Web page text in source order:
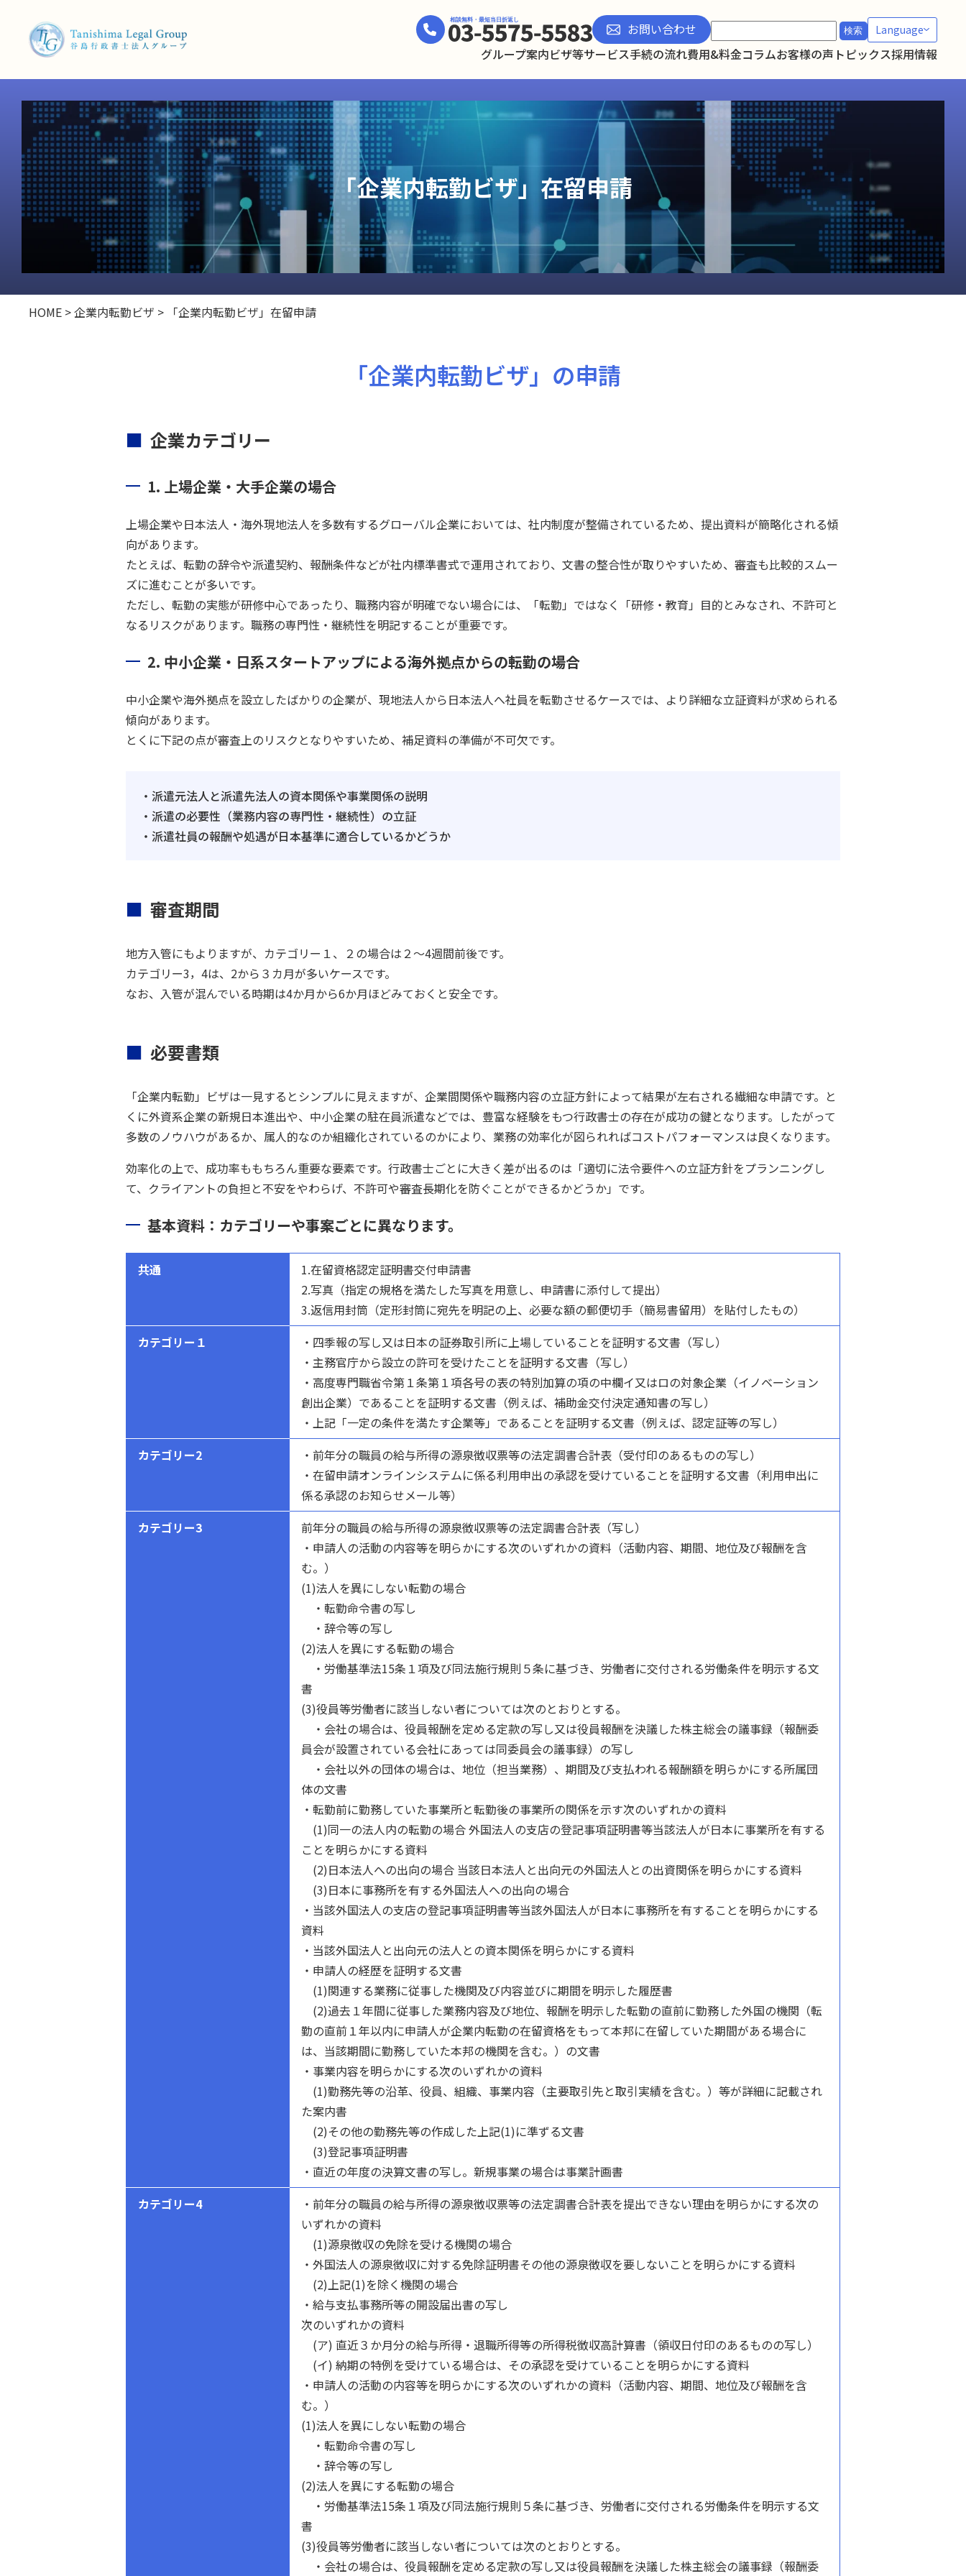
お問い合わせ
検
索:
Language
グループ案内ビザ等サービス手続の流れ費用&料金コラムお客様の声 トピックス採用情報
「企業内転勤ビザ」在留申請
HOME >企業内転勤ビザ > 「企業内転勤ビザ」在留申請
「企業内転勤ビザ」の申請
企業カテゴリー
1. 上場企業・大手企業の場合
上場企業や日本法人・海外現地法人を多数有するグローバル企業においては、社内制度が整備されているため、提出資料が簡略化される傾
向があります。
たとえば、転勤の辞令や派遣契約、報酬条件などが社内標準書式で運用されており、文書の整合性が取りやすいため、審査も比較的スムー
ズに進むことが多いです。
ただし、転勤の実態が研修中心であったり、職務内容が明確でない場合には、「転勤」ではなく「研修・教育」目的とみなされ、不許可と
なるリスクがあります。職務の専門性・継続性を明記することが重要です。
2. 中小企業・日系スタートアップによる海外拠点からの転勤の場合
中小企業や海外拠点を設立したばかりの企業が、現地法人から日本法人へ社員を転勤させるケースでは、より詳細な立証資料が求められる
傾向があります。
とくに下記の点が審査上のリスクとなりやすいため、補足資料の準備が不可欠です。
・派遣元法人と派遣先法人の資本関係や事業関係の説明
・派遣の必要性（業務内容の専門性・継続性）の立証
・派遣社員の報酬や処遇が日本基準に適合しているかどうか
審査期間
地方入管にもよりますが、カテゴリー１、２の場合は２～4週間前後です。
カテゴリー3，4は、2から３カ月が多いケースです。
なお、入管が混んでいる時期は4か月から6か月ほどみておくと安全です。
必要書類
「企業内転勤」ビザは一見するとシンプルに見えますが、企業間関係や職務内容の立証方針によって結果が左右される繊細な申請です。と
くに外資系企業の新規日本進出や、中小企業の駐在員派遣などでは、豊富な経験をもつ行政書士の存在が成功の鍵となります。したがって
多数のノウハウがあるか、属人的なのか組織化されているのかにより、業務の効率化が図られればコストパフォーマンスは良くなります。
効率化の上で、成功率ももちろん重要な要素です。行政書士ごとに大きく差が出るのは「適切に法令要件への立証方針をプランニングし
て、クライアントの負担と不安をやわらげ、不許可や審査長期化を防ぐことができるかどうか」です。
基本資料：カテゴリーや事案ごとに異なります。
共通
1.在留資格認定証明書交付申請書
2.写真（指定の規格を満たした写真を用意し、申請書に添付して提出）
3.返信用封筒（定形封筒に宛先を明記の上、必要な額の郵便切手（簡易書留用）を貼付したもの）
カテゴリー１
・四季報の写し又は日本の証券取引所に上場していることを証明する文書（写し）
・主務官庁から設立の許可を受けたことを証明する文書（写し）
・高度専門職省令第１条第１項各号の表の特別加算の項の中欄イ又はロの対象企業（イノベーション
創出企業）であることを証明する文書（例えば、補助金交付決定通知書の写し）
・上記「一定の条件を満たす企業等」であることを証明する文書（例えば、認定証等の写し）
カテゴリー2
・前年分の職員の給与所得の源泉徴収票等の法定調書合計表（受付印のあるものの写し）
・在留申請オンラインシステムに係る利用申出の承認を受けていることを証明する文書（利用申出に
係る承認のお知らせメール等）
カテゴリー3
前年分の職員の給与所得の源泉徴収票等の法定調書合計表（写し）
・申請人の活動の内容等を明らかにする次のいずれかの資料（活動内容、期間、地位及び報酬を含
む。）
(1)法人を異にしない転勤の場合
・転勤命令書の写し
・辞令等の写し
(2)法人を異にする転勤の場合
・労働基準法15条１項及び同法施行規則５条に基づき、労働者に交付される労働条件を明示する文
書
(3)役員等労働者に該当しない者については次のとおりとする。
・会社の場合は、役員報酬を定める定款の写し又は役員報酬を決議した株主総会の議事録（報酬委
員会が設置されている会社にあっては同委員会の議事録）の写し
・会社以外の団体の場合は、地位（担当業務）、期間及び支払われる報酬額を明らかにする所属団
体の文書
・転勤前に勤務していた事業所と転勤後の事業所の関係を示す次のいずれかの資料
(1)同一の法人内の転勤の場合 外国法人の支店の登記事項証明書等当該法人が日本に事業所を有する
ことを明らかにする資料
(2)日本法人への出向の場合 当該日本法人と出向元の外国法人との出資関係を明らかにする資料
(3)日本に事務所を有する外国法人への出向の場合
・当該外国法人の支店の登記事項証明書等当該外国法人が日本に事務所を有することを明らかにする
資料
・当該外国法人と出向元の法人との資本関係を明らかにする資料
・申請人の経歴を証明する文書
(1)関連する業務に従事した機関及び内容並びに期間を明示した履歴書
(2)過去１年間に従事した業務内容及び地位、報酬を明示した転勤の直前に勤務した外国の機関（転
勤の直前１年以内に申請人が企業内転勤の在留資格をもって本邦に在留していた期間がある場合に
は、当該期間に勤務していた本邦の機関を含む。）の文書
・事業内容を明らかにする次のいずれかの資料
(1)勤務先等の沿革、役員、組織、事業内容（主要取引先と取引実績を含む。）等が詳細に記載され
た案内書
(2)その他の勤務先等の作成した上記(1)に準ずる文書
(3)登記事項証明書
・直近の年度の決算文書の写し。新規事業の場合は事業計画書
カテゴリー4
・前年分の職員の給与所得の源泉徴収票等の法定調書合計表を提出できない理由を明らかにする次の
いずれかの資料
(1)源泉徴収の免除を受ける機関の場合
・外国法人の源泉徴収に対する免除証明書その他の源泉徴収を要しないことを明らかにする資料
(2)上記(1)を除く機関の場合
・給与支払事務所等の開設届出書の写し
次のいずれかの資料
(ア) 直近３か月分の給与所得・退職所得等の所得税徴収高計算書（領収日付印のあるものの写し）
(イ) 納期の特例を受けている場合は、その承認を受けていることを明らかにする資料
・申請人の活動の内容等を明らかにする次のいずれかの資料（活動内容、期間、地位及び報酬を含
む。）
(1)法人を異にしない転勤の場合
・転勤命令書の写し
・辞令等の写し
(2)法人を異にする転勤の場合
・労働基準法15条１項及び同法施行規則５条に基づき、労働者に交付される労働条件を明示する文
書
(3)役員等労働者に該当しない者については次のとおりとする。
・会社の場合は、役員報酬を定める定款の写し又は役員報酬を決議した株主総会の議事録（報酬委